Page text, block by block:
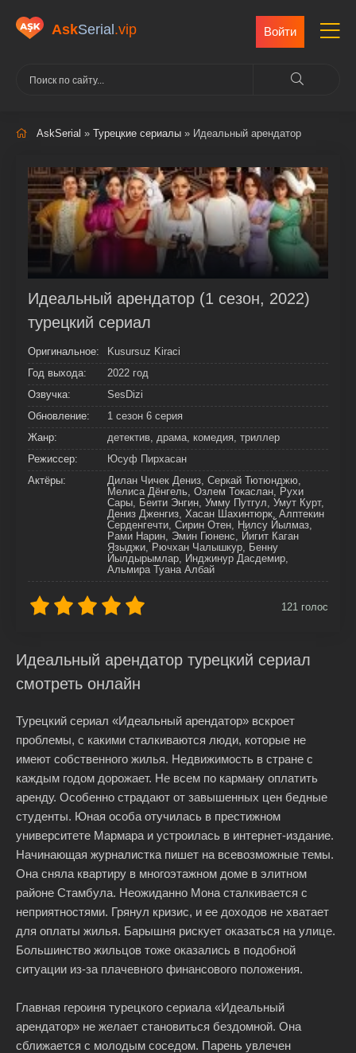
AskSerial .vip Войти
AskSerial » Турецкие сериалы » Идеальный арендатор
Идеальный арендатор (1 сезон, 2022)
турецкий сериал
Оригинальное:
Kusursuz Kiraci
Год выхода:
2022 год
Озвучка:
SesDizi
Обновление:
1 сезон 6 серия
Жанр:
детектив, драма, комедия, триллер
Режиссер:
Юсуф Пирхасан
Актёры:
Дилан Чичек Дениз, Серкай Тютюнджю,
Мелиса Дёнгель, Озлем Токаслан, Рухи
Сары, Беити Энгин, Умму Путгул, Умут Курт,
Дениз Дженгиз, Хасан Шахинтюрк, Алптекин
Серденгечти, Сирин Отен, Нилсу Йылмаз,
Рами Нарин, Эмин Гюненс, Йигит Каган
Языджи, Рючхан Чалышкур, Бенну
Йылдырымлар, Инджинур Дасдемир,
Альмира Туана Албай
121 голос
Идеальный арендатор турецкий сериал
смотреть онлайн
Турецкий сериал «Идеальный арендатор» вскроет
проблемы, с какими сталкиваются люди, которые не
имеют собственного жилья. Недвижимость в стране с
каждым годом дорожает. Не всем по карману оплатить
аренду. Особенно страдают от завышенных цен бедные
студенты. Юная особа отучилась в престижном
университете Мармара и устроилась в интернет-издание.
Начинающая журналистка пишет на всевозможные темы.
Она сняла квартиру в многоэтажном доме в элитном
районе Стамбула. Неожиданно Мона сталкивается с
неприятностями. Грянул кризис, и ее доходов не хватает
для оплаты жилья. Барышня рискует оказаться на улице.
Большинство жильцов тоже оказались в подобной
ситуации из-за плачевного финансового положения.
Главная героиня турецкого сериала «Идеальный
арендатор» не желает становиться бездомной. Она
сближается с молодым соседом. Парень увлечен